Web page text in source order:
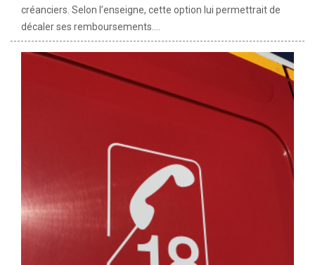
créanciers. Selon l’enseigne, cette option lui permettrait de
décaler ses remboursements....